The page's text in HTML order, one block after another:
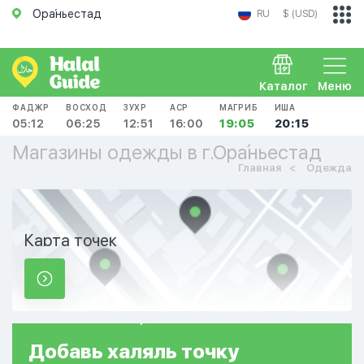
Ора́ньестад RU $ (USD)
Меню
Каталог
ФАДЖР
05:12
ВОСХОД
06:25
ЗУХР
12:51
АСР
16:00
МАГРИБ
19:05
ИША
20:15
Магазины одежды в г.Ора́ньестад
Главная Одежда
Карта точек
Добавь халяль точку